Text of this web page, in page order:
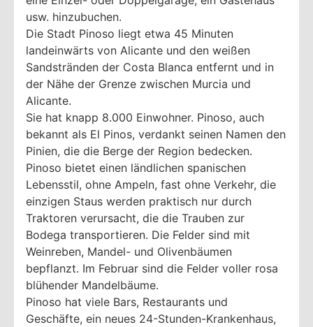
usw. hinzubuchen.
Die Stadt Pinoso liegt etwa 45 Minuten
landeinwärts von Alicante und den weißen
Sandstränden der Costa Blanca entfernt und in
der Nähe der Grenze zwischen Murcia und
Alicante.
Sie hat knapp 8.000 Einwohner. Pinoso, auch
bekannt als El Pinos, verdankt seinen Namen den
Pinien, die die Berge der Region bedecken.
Pinoso bietet einen ländlichen spanischen
Lebensstil, ohne Ampeln, fast ohne Verkehr, die
einzigen Staus werden praktisch nur durch
Traktoren verursacht, die die Trauben zur
Bodega transportieren. Die Felder sind mit
Weinreben, Mandel- und Olivenbäumen
bepflanzt. Im Februar sind die Felder voller rosa
blühender Mandelbäume.
Pinoso hat viele Bars, Restaurants und
Geschäfte, ein neues 24-Stunden-Krankenhaus,